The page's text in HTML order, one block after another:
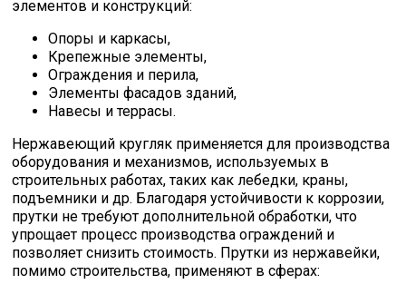
элементов и конструкций:
Опоры и каркасы,
Крепежные элементы,
Ограждения и перила,
Элементы фасадов зданий,
Навесы и террасы.
Нержавеющий кругляк применяется для производства
оборудования и механизмов, используемых в
строительных работах, таких как лебедки, краны,
подъемники и др. Благодаря устойчивости к коррозии,
прутки не требуют дополнительной обработки, что
упрощает процесс производства ограждений и
позволяет снизить стоимость. Прутки из нержавейки,
помимо строительства, применяют в сферах: